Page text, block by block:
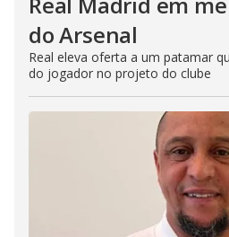
do Arsenal
Real eleva oferta a um patamar
do jogador no projeto do clube